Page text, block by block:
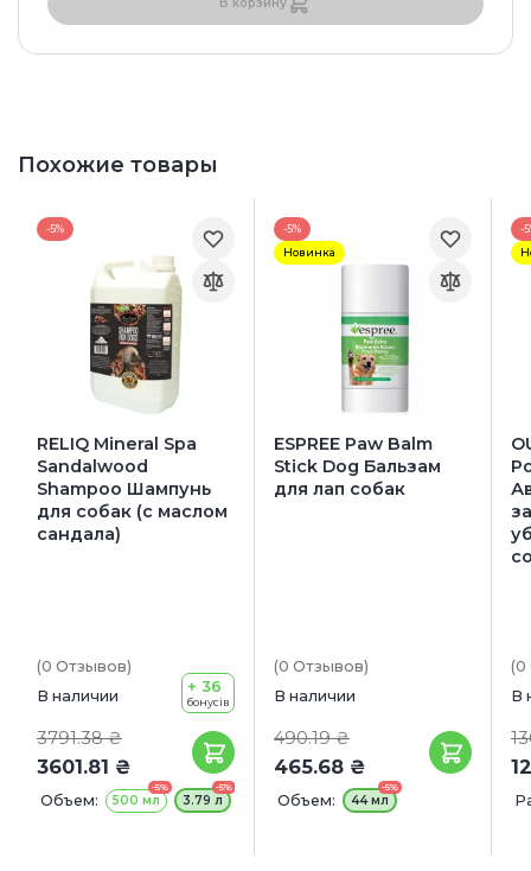
В корзину
Похожие товары
-5%
RELIQ Mineral Spa
Sandalwood
Shampoo Шампунь
для собак (с маслом
сандала)
(0 Отзывов)
В наличии
3791.38 ₴
3601.81 ₴
+ 36
бонусів
Объем:
-5%
500 мл
-5%
3.79 л
-5%
Новинка
ESPREE Paw Balm
Stick Dog Бальзам
для лап собак
(0 Отзывов)
В наличии
490.19 ₴
465.68 ₴
Объем:
-5%
44 мл
-
(0
В